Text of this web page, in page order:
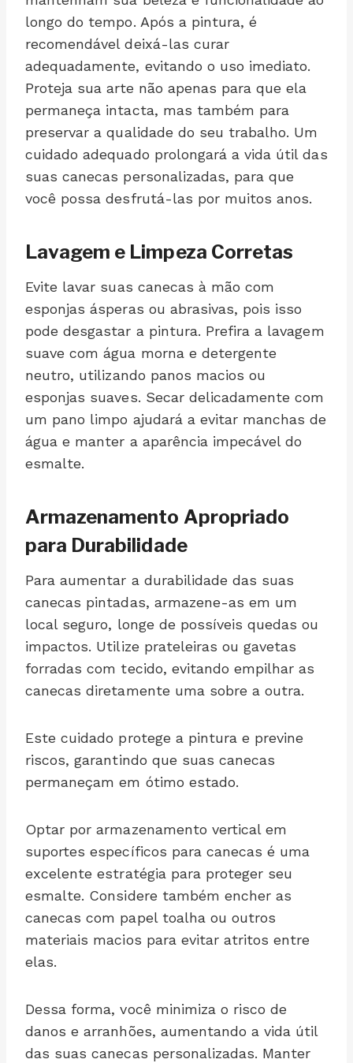
longo do tempo. Após a pintura, é
recomendável deixá-las curar
adequadamente, evitando o uso imediato.
Proteja sua arte não apenas para que ela
permaneça intacta, mas também para
preservar a qualidade do seu trabalho. Um
cuidado adequado prolongará a vida útil das
suas canecas personalizadas, para que
você possa desfrutá-las por muitos anos.
Lavagem e Limpeza Corretas
Evite lavar suas canecas à mão com
esponjas ásperas ou abrasivas, pois isso
pode desgastar a pintura. Prefira a lavagem
suave com água morna e detergente
neutro, utilizando panos macios ou
esponjas suaves. Secar delicadamente com
um pano limpo ajudará a evitar manchas de
água e manter a aparência impecável do
esmalte.
Armazenamento Apropriado
para Durabilidade
Para aumentar a durabilidade das suas
canecas pintadas, armazene-as em um
local seguro, longe de possíveis quedas ou
impactos. Utilize prateleiras ou gavetas
forradas com tecido, evitando empilhar as
canecas diretamente uma sobre a outra.
Este cuidado protege a pintura e previne
riscos, garantindo que suas canecas
permaneçam em ótimo estado.
Optar por armazenamento vertical em
suportes específicos para canecas é uma
excelente estratégia para proteger seu
esmalte. Considere também encher as
canecas com papel toalha ou outros
materiais macios para evitar atritos entre
elas.
Dessa forma, você minimiza o risco de
danos e arranhões, aumentando a vida útil
das suas canecas personalizadas. Manter